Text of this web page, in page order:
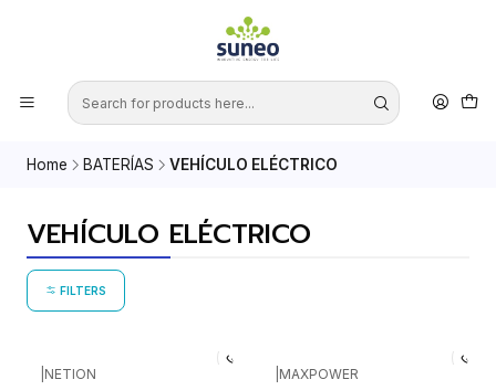
Home BATERÍAS VEHÍCULO ELÉCTRICO
VEHÍCULO ELÉCTRICO
FILTERS
NETION MAXPOWER